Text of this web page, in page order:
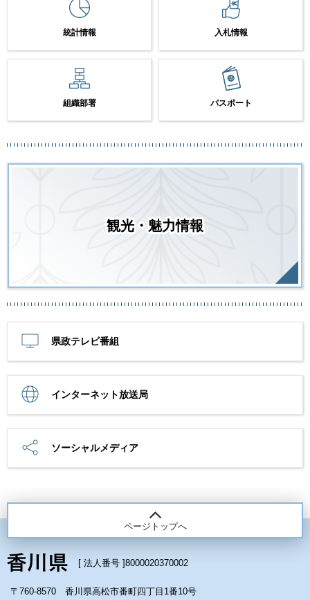
統計情報 入札情報
組織部署 パスポート
観光・魅力情報
県政テレビ番組
インターネット放送局
ソーシャルメディア
ページトップへ
[ 法人番号 ]8000020370002
〒760-8570 香川県高松市番町四丁目1番10号